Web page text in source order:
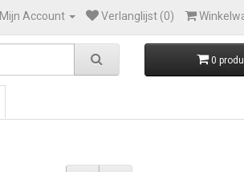
Mijn Account Verlanglijst (0)
0